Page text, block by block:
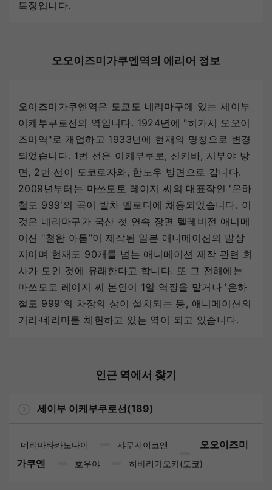
특징입니다.
오오이즈미가쿠엔역의 에리어 정보
오이즈미가쿠엔역은 도쿄도 네리마구에 있는 세이부
이케부쿠로선의 역입니다. 1924년에 "히가시 오오이
즈미역"로 개업하고 1933년에 현재의 명칭으로 변경
되었습니다. 1번 선은 이케부쿠로, 신키바, 시부야 방
면, 2번 선이 도코로자와, 한노우 방면으로 갑니다.
2009년부터는 마쓰모토 레이지 씨의 대표작인 '은하
철도 999'의 곡이 발차 멜로디에 채용되었습니다. 이
것은 네리마구가 국산 첫 연속 장편 텔레비전 애니메
이션 "철완 아톰"이 제작된 일본 애니메이션의 발상
지이며 현재도 90개를 넘는 애니메이션 제작 관련 회
사가 모인 것에 유래한다고 합니다. 또 그 전해에는
마쓰모토 레이지 씨 본인이 1일 역장을 맡거나 '은하
철도 999'의 차장의 상이 설치되는 등, 애니메이션의
거리·네리마를 체현하고 있는 역이 되고 있습니다.
인근 역에서 찾기
세이부 이케부쿠로선(189)
네리마타카노다이 샤쿠지이코엔
오오이즈미
가쿠엔
호우야 히바리가오카(도쿄)